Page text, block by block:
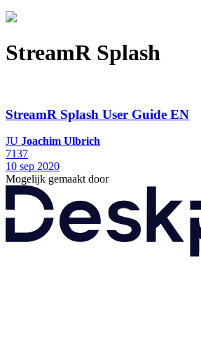
StreamR Splash
StreamR Splash User Guide EN
JU Joachim Ulbrich
7137
10 sep 2020
Mogelijk gemaakt door